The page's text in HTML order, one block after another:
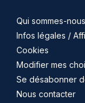
Qui sommes-
Infos légales /
Cookies
Modifier mes
Se désabonner
Nous contacter